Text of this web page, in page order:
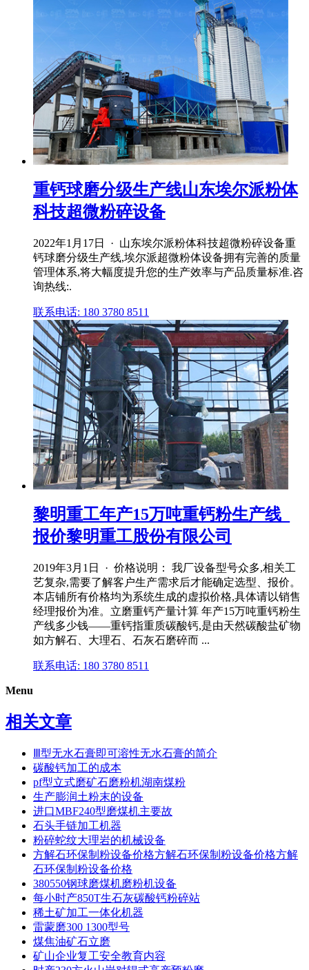
重钙球磨分级生产线山东埃尔派粉体
科技超微粉碎设备
2022年1月17日 · 山东埃尔派粉体科技超微粉碎设备重
钙球磨分级生产线,埃尔派超微粉体设备拥有完善的质量
管理体系,将大幅度提升您的生产效率与产品质量标准.咨
询热线:.
联系电话: 180 3780 8511
黎明重工年产15万吨重钙粉生产线_
报价黎明重工股份有限公司
2019年3月1日 · 价格说明： 我厂设备型号众多,相关工
艺复杂,需要了解客户生产需求后才能确定选型、报价。
本店铺所有价格均为系统生成的虚拟价格,具体请以销售
经理报价为准。立磨重钙产量计算 年产15万吨重钙粉生
产线多少钱——重钙指重质碳酸钙,是由天然碳酸盐矿物
如方解石、大理石、石灰石磨碎而 ...
联系电话: 180 3780 8511
Menu
相关文章
Ⅲ型无水石膏即可溶性无水石膏的简介
碳酸钙加工的成本
pf型立式磨矿石磨粉机湖南煤粉
生产膨润土粉末的设备
进口MBF240型磨煤机主要故
石头手链加工机器
粉碎蛇纹大理岩的机械设备
方解石环保制粉设备价格方解石环保制粉设备价格方解
石环保制粉设备价格
380550钢球磨煤机磨粉机设备
每小时产850T生石灰碳酸钙粉碎站
稀土矿加工一体化机器
雷蒙磨300 1300型号
煤焦油矿石立磨
矿山企业复工安全教育内容